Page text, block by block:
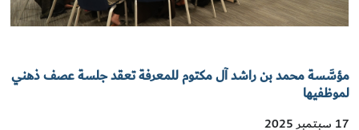
مؤسَّسة محمد بن راشد آل مكتوم للمعرفة تعقد جلسة عصف ذهني
لموظفيها
17 سبتمبر 2025